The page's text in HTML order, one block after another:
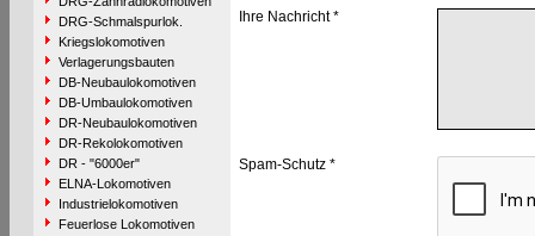
DRG-Schmalspurlok.
Kriegslokomotiven
Verlagerungsbauten
DB-Neubaulokomotiven
DB-Umbaulokomotiven
DR-Neubaulokomotiven
DR-Rekolokomotiven
DR - "6000er"
ELNA-Lokomotiven
Industrielokomotiven
Feuerlose Lokomotiven
Ihre Nachricht *
Spam-Schutz *